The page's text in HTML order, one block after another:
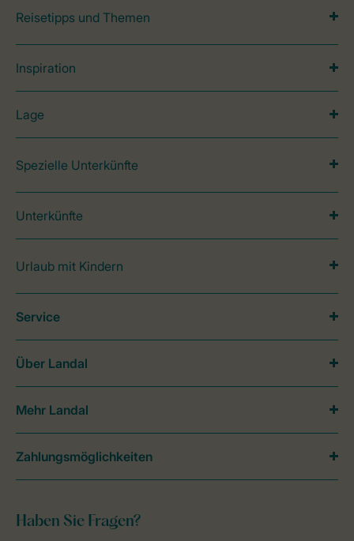
Reisetipps und Themen
Inspiration
Lage
Spezielle Unterkünfte
Unterkünfte
Urlaub mit Kindern
Haben Sie Fragen?
Service
Über Landal
Mehr Landal
Zahlungsmöglichkeiten